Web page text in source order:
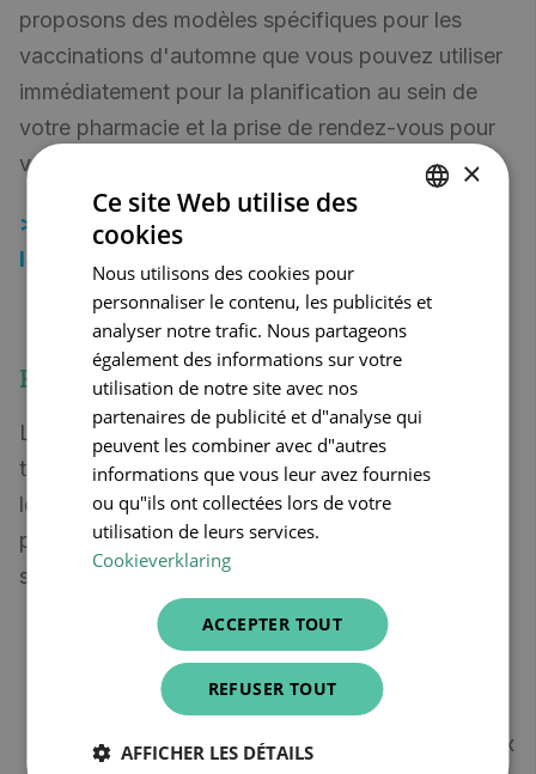
proposons des modèles spécifiques pour les
vaccinations d'automne que vous pouvez utiliser
immédiatement pour la planification au sein de
votre pharmacie et la prise de rendez-vous pour
vos patients.
>> Contactez-moi pour utiliser Progenda pour
la vaccination d'automne
Rendez-vous pour les tests COVID
Les tests COVID prennent une grande partie du
temps dont vous et votre équipe disposez pour
les patients. Mieux vous organiserez votre
pharmacie, plus vous pourrez aider vos patients
sans problème. Via un agenda en ligne :
vous spécifiez les créneaux horaires
disponible pour les tests COVID ;
les patients eux-mêmes peuvent prendre
rendez-vous pour un test COVID en ligne aux
×
Ce site Web utilise des
cookies
Nous utilisons des cookies pour
personnaliser le contenu, les publicités et
analyser notre trafic. Nous partageons
également des informations sur votre
utilisation de notre site avec nos
partenaires de publicité et d"analyse qui
peuvent les combiner avec d"autres
informations que vous leur avez fournies
ou qu"ils ont collectées lors de votre
utilisation de leurs services.
Cookieverklaring
ACCEPTER TOUT
REFUSER TOUT
AFFICHER LES DÉTAILS